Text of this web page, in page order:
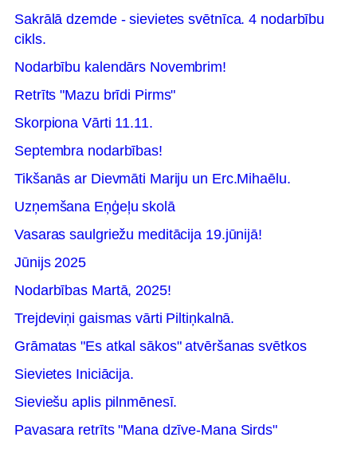
Sakrālā dzemde - sievietes svētnīca. 4 nodarbību
cikls.
Nodarbību kalendārs Novembrim!
Retrīts "Mazu brīdi Pirms"
Skorpiona Vārti 11.11.
Septembra nodarbības!
Tikšanās ar Dievmāti Mariju un Erc.Mihaēlu.
Uzņemšana Eņģeļu skolā
Vasaras saulgriežu meditācija 19.jūnijā!
Jūnijs 2025
Nodarbības Martā, 2025!
Trejdeviņi gaismas vārti Piltiņkalnā.
Grāmatas "Es atkal sākos" atvēršanas svētkos
Sievietes Iniciācija.
Sieviešu aplis pilnmēnesī.
Pavasara retrīts "Mana dzīve-Mana Sirds"